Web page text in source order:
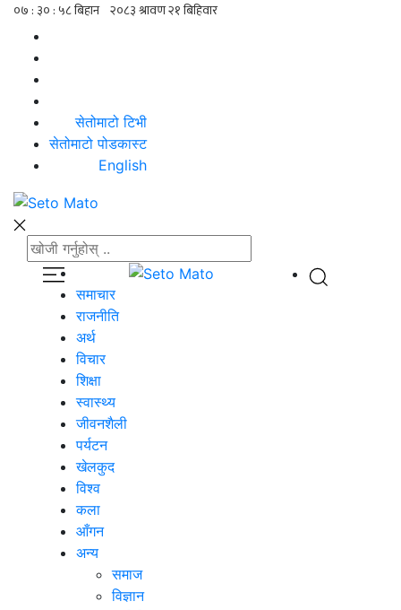
सेतोमाटो टिभी
सेतोमाटो पोडकास्ट
English
समाचार
राजनीति
अर्थ
विचार
शिक्षा
स्वास्थ्य
जीवनशैली
पर्यटन
खेलकुद
विश्व
कला
आँगन
अन्य
समाज
विज्ञान